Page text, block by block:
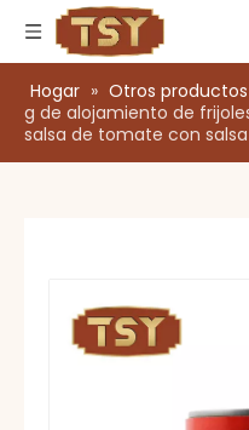
Hogar » Otros productos
g de alojamiento de
salsa de tomate con